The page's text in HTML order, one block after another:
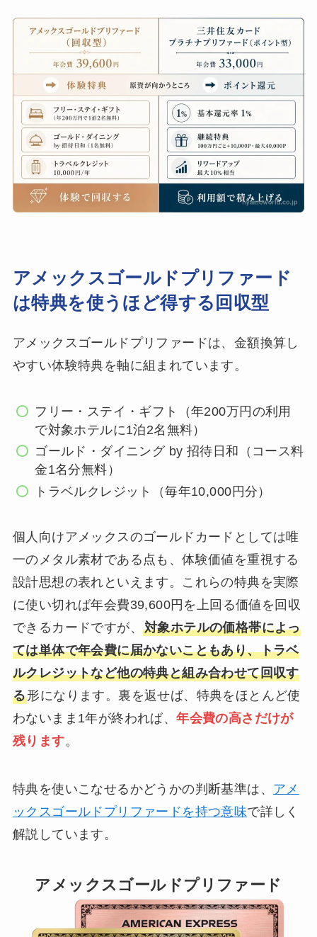
アメックスゴールドプリファード
は特典を使うほど得する回収型
アメックスゴールドプリファードは、金額換算し
やすい体験特典を軸に組まれています。
フリー・ステイ・ギフト（年200万円の利用
で対象ホテルに1泊2名無料）
ゴールド・ダイニング by 招待日和（コース料
金1名分無料）
トラベルクレジット（毎年10,000円分）
個人向けアメックスのゴールドカードとしては唯
一のメタル素材である点も、体験価値を重視する
設計思想の表れといえます。これらの特典を実際
に使い切れば年会費39,600円を上回る価値を回収
できるカードですが、 対象ホテルの価格帯によっ
ては単体で年会費に届かないこともあり、トラベ
ルクレジットなど他の特典と組み合わせて回収す
る形になります。裏を返せば、特典をほとんど使
わないまま1年が終われば、年会費の高さだけが
残ります。
特典を使いこなせるかどうかの判断基準は、 アメ
ックスゴールドプリファードを持つ意味で詳しく
解説しています。
アメックスゴールドプリファード